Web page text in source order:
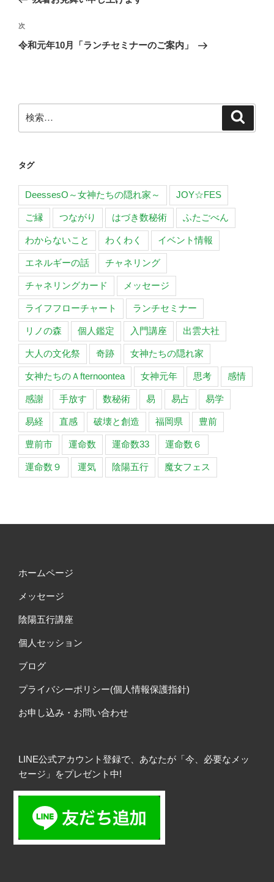
ナ
ビ
ゲ
ン
稿
次
の
次
令和元年10月「ランチセミナーのご案内」
索:
タグ
DeessesO～女神たちの隠れ家～ JOY☆FES
ご縁 つながり はづき数秘術 ふたごべん
わからないこと わくわく イベント情報
エネルギーの話 チャネリング
チャネリングカード メッセージ
ライフフローチャート ランチセミナー
リノの森 個人鑑定 入門講座 出雲大社
大人の文化祭 奇跡 女神たちの隠れ家
女神たちのＡfternoontea 女神元年 思考 感情
感謝 手放す 数秘術 易 易占 易学
易経 直感 破壊と創造 福岡県 豊前
豊前市 運命数 運命数33 運命数６
運命数９ 運気 陰陽五行 魔女フェス
ホームページ
メッセージ
陰陽五行講座
個人セッション
ブログ
プライバシーポリシー(個人情報保護指針)
お申し込み・お問い合わせ
LINE公式アカウント登録で、あなたが「今、必要なメッ
セージ」をプレゼント中!